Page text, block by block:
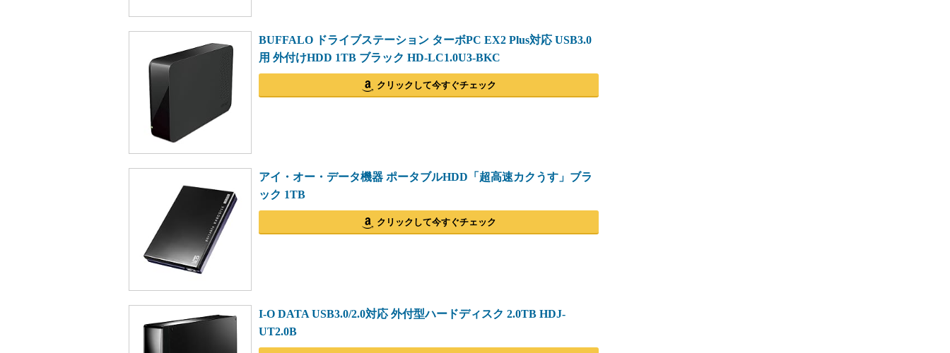
BUFFALO ドライブステーション ターボPC EX2 Plus対応 USB3.0
用 外付けHDD 1TB ブラック HD-LC1.0U3-BKC
クリックして今すぐチェック
アイ・オー・データ機器 ポータブルHDD「超高速カクうす」ブラ
ック 1TB
クリックして今すぐチェック
I-O DATA USB3.0/2.0対応 外付型ハードディスク 2.0TB HDJ-
UT2.0B